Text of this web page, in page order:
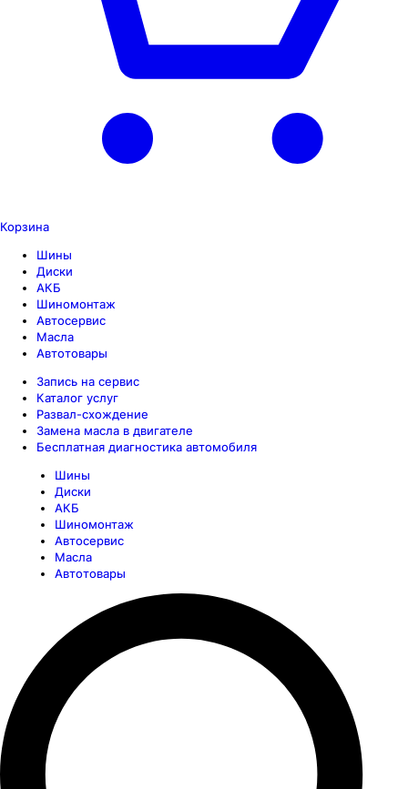
Корзина
Шины
Диски
АКБ
Шиномонтаж
Автосервис
Масла
Автотовары
Запись на сервис
Каталог услуг
Развал-схождение
Замена масла в двигателе
Бесплатная диагностика автомобиля
Шины
Диски
АКБ
Шиномонтаж
Автосервис
Масла
Автотовары